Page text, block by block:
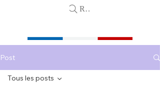
Rechercher
Post
Tous les posts